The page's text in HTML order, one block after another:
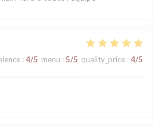
: 4/5 menu : 5/5 quality_price : 4/5